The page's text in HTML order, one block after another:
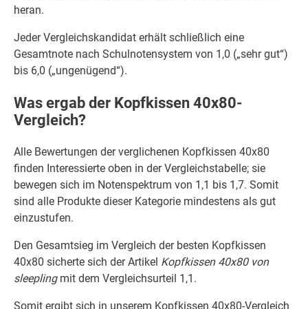
heran.
Jeder Vergleichskandidat erhält schließlich eine
Gesamtnote nach Schulnotensystem von 1,0 („sehr gut“)
bis 6,0 („ungenügend“).
Was ergab der Kopfkissen 40x80-
Vergleich?
Alle Bewertungen der verglichenen Kopfkissen 40x80
finden Interessierte oben in der Vergleichstabelle; sie
bewegen sich im Notenspektrum von 1,1 bis 1,7. Somit
sind alle Produkte dieser Kategorie mindestens als gut
einzustufen.
Den Gesamtsieg im Vergleich der besten Kopfkissen
40x80 sicherte sich der Artikel Kopfkissen 40x80 von
sleeplingmit dem Vergleichsurteil 1,1.
Somit ergibt sich in unserem Kopfkissen 40x80-Vergleich